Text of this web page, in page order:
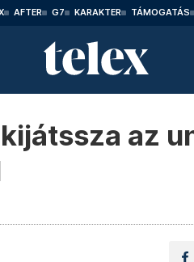
AFTER G7 KARAKTER TÁMOGATÁS
az